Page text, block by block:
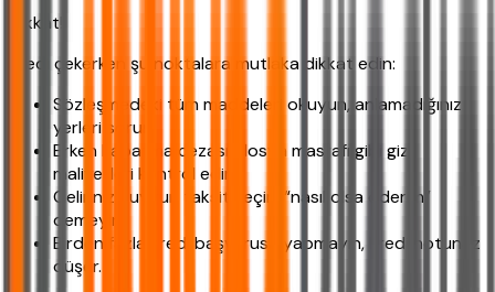
Dikkat!
Kredi çekerken şu noktalara mutlaka dikkat edin:
Sözleşmedeki tüm maddeleri okuyun, anlamadığınız
yerleri sorun.
Erken kapatma cezası, dosya masrafı gibi gizli
maliyetleri kontrol edin.
Gelirinize uygun taksit seçin, “nasıl olsa öderim”
demeyin.
Birden fazla kredi başvurusu yapmayın, kredi notunuz
düşer.